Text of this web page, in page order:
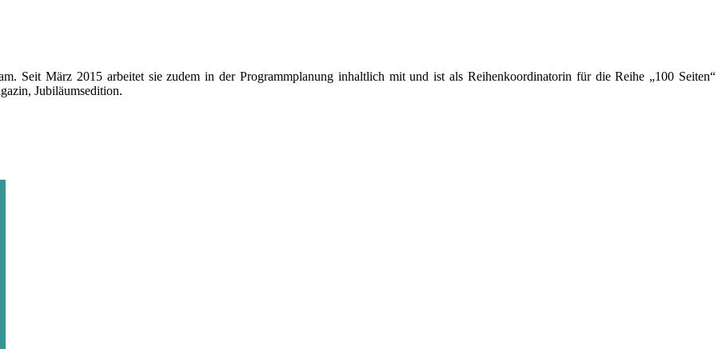
Seit März 2015 arbeitet sie zudem in der Programmplanung inhaltlich mit und ist als Reihenkoordinatorin für die Reihe „100 Seiten“
Jubiläumsedition.